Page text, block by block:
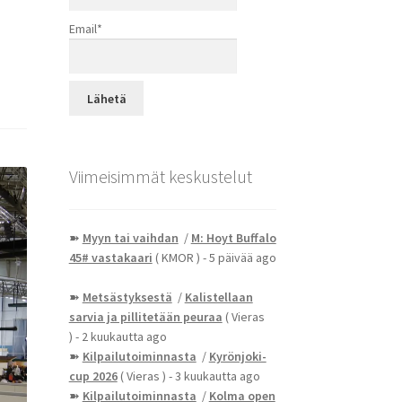
Email*
Viimeisimmät keskustelut
➽ Myyn tai vaihdan / M: Hoyt Buffalo
45# vastakaari ( KMOR ) - 5 päivää ago
➽ Metsästyksestä / Kalistellaan
sarvia ja pillitetään peuraa ( Vieras
) - 2 kuukautta ago
➽ Kilpailutoiminnasta / Kyrönjoki-
cup 2026( Vieras ) - 3 kuukautta ago
➽ Kilpailutoiminnasta / Kolma open